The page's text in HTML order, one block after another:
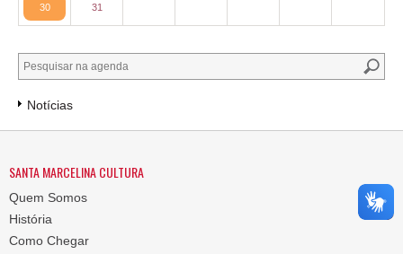
30 31
Notícias
SANTA MARCELINA CULTURA
Quem Somos
História
Como Chegar